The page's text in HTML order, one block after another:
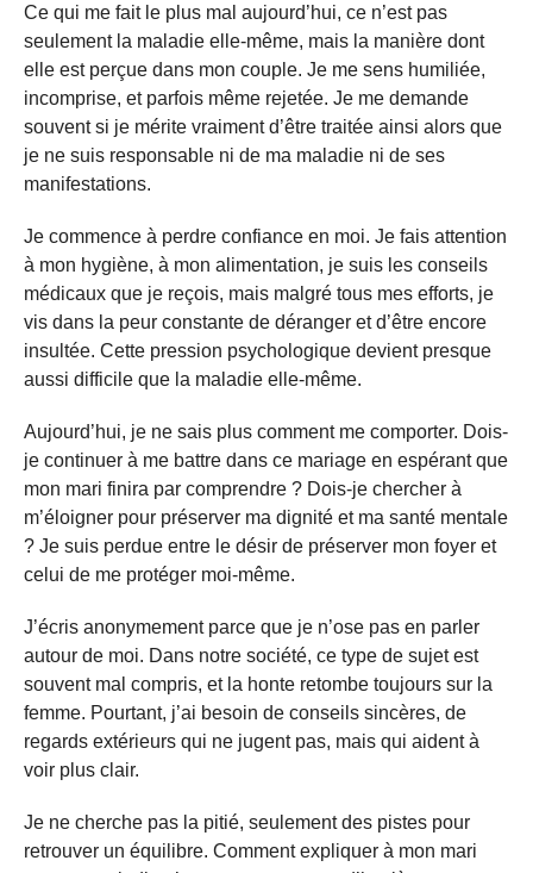
Ce qui me fait le plus mal aujourd’hui, ce n’est pas
seulement la maladie elle-même, mais la manière dont
elle est perçue dans mon couple. Je me sens humiliée,
incomprise, et parfois même rejetée. Je me demande
souvent si je mérite vraiment d’être traitée ainsi alors que
je ne suis responsable ni de ma maladie ni de ses
manifestations.
Je commence à perdre confiance en moi. Je fais attention
à mon hygiène, à mon alimentation, je suis les conseils
médicaux que je reçois, mais malgré tous mes efforts, je
vis dans la peur constante de déranger et d’être encore
insultée. Cette pression psychologique devient presque
aussi difficile que la maladie elle-même.
Aujourd’hui, je ne sais plus comment me comporter. Dois-
je continuer à me battre dans ce mariage en espérant que
mon mari finira par comprendre ? Dois-je chercher à
m’éloigner pour préserver ma dignité et ma santé mentale
? Je suis perdue entre le désir de préserver mon foyer et
celui de me protéger moi-même.
J’écris anonymement parce que je n’ose pas en parler
autour de moi. Dans notre société, ce type de sujet est
souvent mal compris, et la honte retombe toujours sur la
femme. Pourtant, j’ai besoin de conseils sincères, de
regards extérieurs qui ne jugent pas, mais qui aident à
voir plus clair.
Je ne cherche pas la pitié, seulement des pistes pour
retrouver un équilibre. Comment expliquer à mon mari